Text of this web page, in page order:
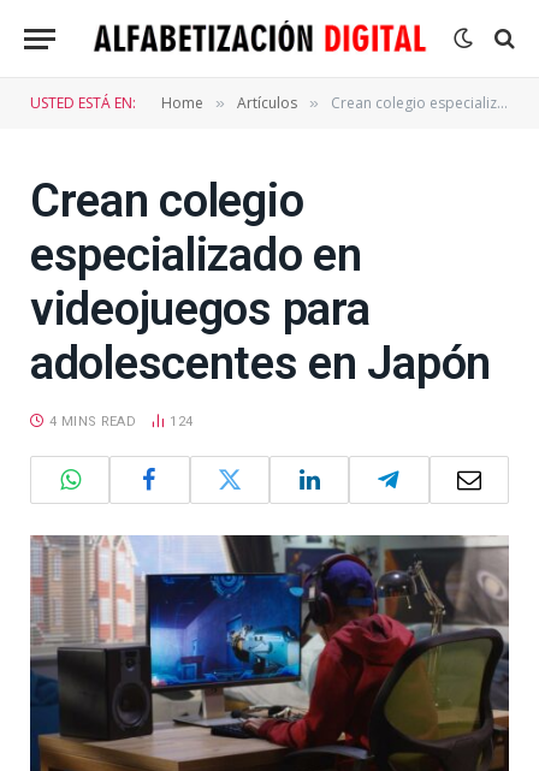
USTED ESTÁ EN: Home » Artículos » Crean colegio especializado en videojuegos para adolescentes en Japón
Crean colegio
especializado en
videojuegos para
adolescentes en Japón
4 MINS READ 124